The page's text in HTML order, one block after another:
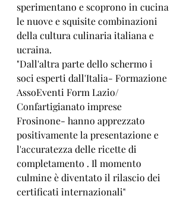
sperimentano e scoprono in cucina
le nuove e squisite combinazioni
della cultura culinaria italiana e
ucraina.
"Dall'altra parte dello schermo i
soci esperti dall'Italia- Formazione
AssoEventi Form Lazio/
Confartigianato imprese
Frosinone- hanno apprezzato
positivamente la presentazione e
l'accuratezza delle ricette di
completamento . Il momento
culmine è diventato il rilascio dei
certificati internazionali"